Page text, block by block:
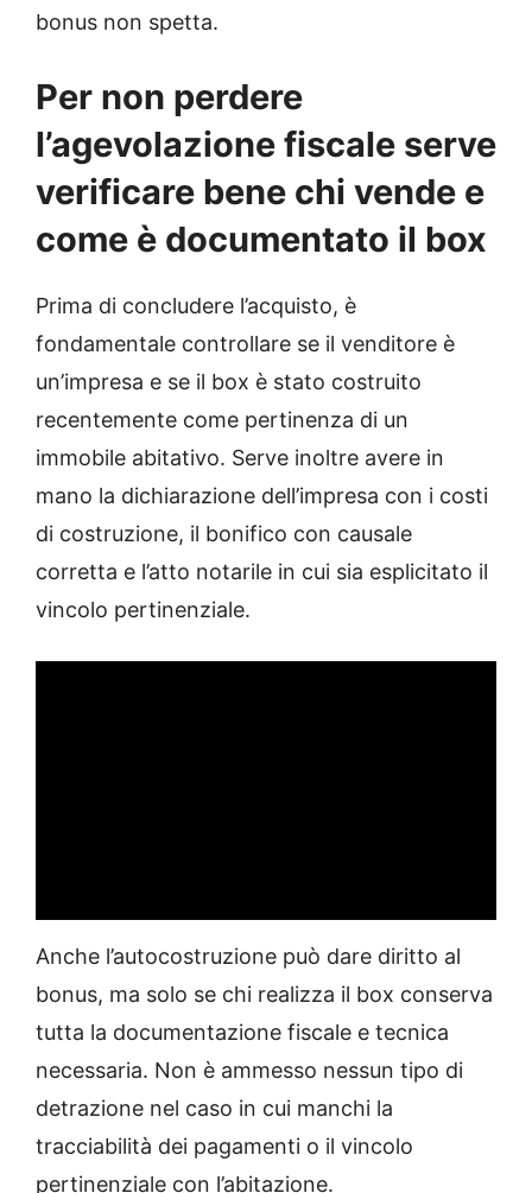
bonus non spetta.
Per non perdere
l’agevolazione fiscale serve
verificare bene chi vende e
come è documentato il box
Prima di concludere l’acquisto, è
fondamentale controllare se il venditore è
un’impresa e se il box è stato costruito
recentemente come pertinenza di un
immobile abitativo. Serve inoltre avere in
mano la dichiarazione dell’impresa con i costi
di costruzione, il bonifico con causale
corretta e l’atto notarile in cui sia esplicitato il
vincolo pertinenziale.
Anche l’autocostruzione può dare diritto al
bonus, ma solo se chi realizza il box conserva
tutta la documentazione fiscale e tecnica
necessaria. Non è ammesso nessun tipo di
detrazione nel caso in cui manchi la
tracciabilità dei pagamenti o il vincolo
pertinenziale con l’abitazione.